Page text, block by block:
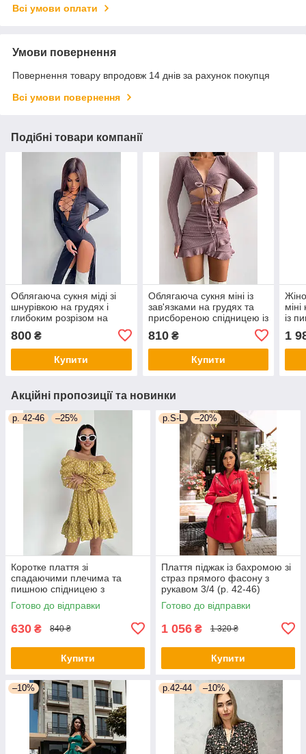
Всі умови оплати
Умови повернення
Повернення товару впродовж 14 днів за рахунок покупця
Всі умови повернення
Подібні товари компанії
Облягаюча сукня міді зі
шнурівкою на грудях і
глибоким розрізом на
66035089Е
800 ₴
Купити
Облягаюча сукня міні із
зав'язками на грудях та
присбореною спідницею із
66PL4257Е
810₴
Купити
із
1
Акційні пропозиції та новинки
р. 42-46 –25%
Коротке плаття зі
спадаючими плечима та
пишною спідницею з
воланом (р. 42-46)
66py5272Qr
Готово до відправки
630 ₴ 840 ₴
Купити
р.S-L –20%
Плаття піджак із бахромою зі
страз прямого фасону з
рукавом 3/4 (р. 42-46)
66py2050Qr
Готово до відправки
1 056 ₴ 1 320 ₴
Купити
–10% р.42-44 –10%